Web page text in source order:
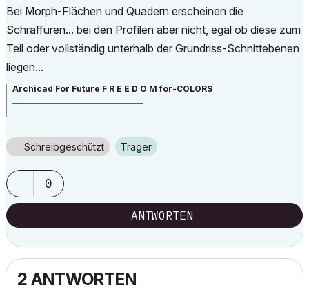
Bei Morph-Flächen und Quadern erscheinen die
Schraffuren... bei den Profilen aber nicht, egal ob diese zum
Teil oder vollständig unterhalb der Grundriss-Schnittebenen
liegen...
Archicad For Future F R E E D O M for-COLORS
Schreibgeschützt Träger
0
ANTWORTEN
2 ANTWORTEN